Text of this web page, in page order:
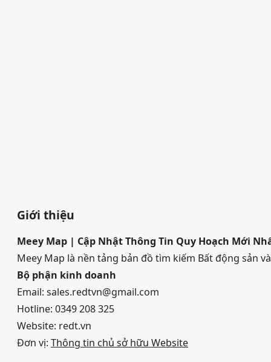
Giới thiệu
Meey Map | Cập Nhật Thông Tin Quy Hoạch Mới
Meey Map là nền tảng bản đồ tìm kiếm Bất động sản
Bộ phận kinh doanh
Email: sales.redtvn@gmail.com
Hotline: 0349 208 325
Website: redt.vn
Đơn vị: Thông tin chủ sở hữu Website